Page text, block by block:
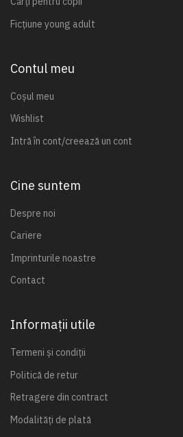
Ficțiune young adult
Contul meu
Coșul meu
Wishlist
Intră în cont/creează un cont
Cine suntem
Despre noi
Cariere
Imprinturile noastre
Contact
Informații utile
Termeni și condiții
Politică de retur
Retragere din contract
Modalități de plată